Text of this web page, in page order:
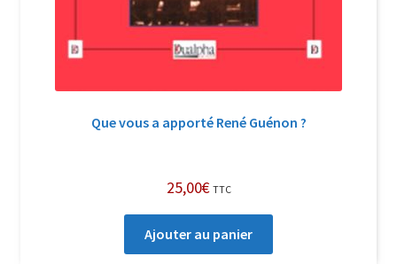
Que vous a apporté René Guénon ?
25,00€ TTC
Ajouter au panier